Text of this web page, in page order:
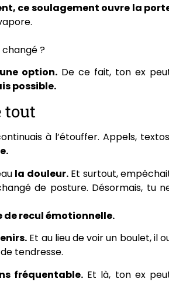
ce soulagement ouvre la
changé ?
option. De ce fait, ton ex
possible.
tout
à l’étouffer. Appels,
la douleur.Et surtout,
de posture. Désormais, tu
de recul émotionnelle.
Et au lieu de voir un boulet, il
tendresse.
fréquentable.Et là, ton ex